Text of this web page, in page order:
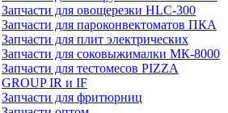
Запчасти для овощерезки HLC-300
Запчасти для пароконвектоматов ПКА
Запчасти для плит электрических
Запчасти для соковыжималки МК-8000
Запчасти для тестомесов PIZZA
GROUP IR и IF
Запчасти для фритюрниц